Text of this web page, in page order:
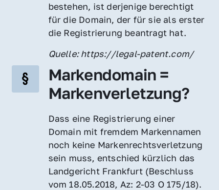
bestehen, ist derjenige berechtigt
für die Domain, der für sie als erster
die Registrierung beantragt hat.
Quelle: https://legal-patent.com/
Markendomain =
Markenverletzung?
Dass eine Registrierung einer
Domain mit fremdem Markennamen
noch keine Markenrechtsverletzung
sein muss, entschied kürzlich das
Landgericht Frankfurt (Beschluss
vom 18.05.2018, Az: 2-03 O 175/18).